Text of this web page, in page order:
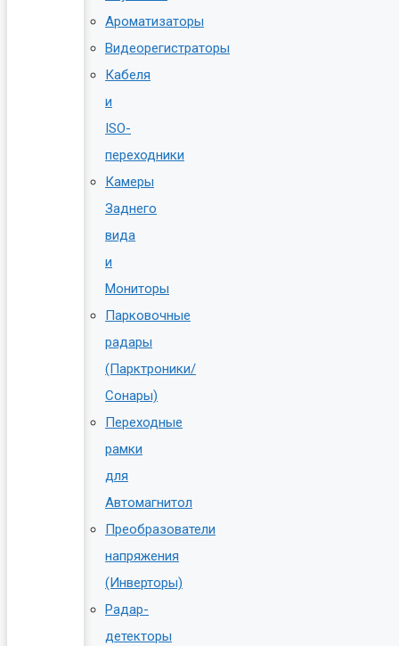
Ароматизаторы
Видеорегистраторы
Кабеля
и
ISO-
переходники
Камеры
Заднего
вида
и
Мониторы
Парковочные
радары
(Парктроники/
Сонары)
Переходные
рамки
для
Автомагнитол
Преобразователи
напряжения
(Инверторы)
Радар-
детекторы